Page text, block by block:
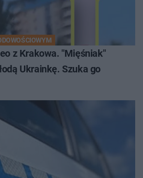
z Krakowa. "Mięśniak"
Ukrainkę. Szuka go